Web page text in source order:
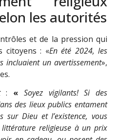
les autorités
et de la pression qui
citoyens : «En été 2024, les
incluaient un avertissement»,
: « Soyez vigilants! Si des
des lieux publics entament
sur Dieu et l’existence, vous
religieuse à un prix